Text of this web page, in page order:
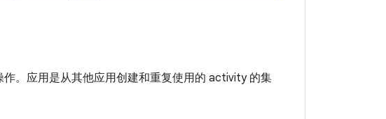
。应用是从其他应用创建和重复使用的 activity 的集